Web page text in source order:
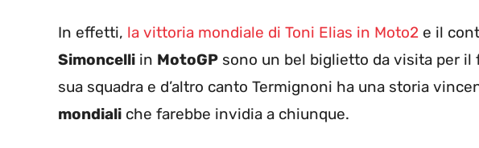
In effetti, la vittoria mondiale di Toni Elias in Moto2 e il
Simoncelli in MotoGP sono un bel biglietto da visita per il
sua squadra e d’altro canto Termignoni ha una storia
mondiali che farebbe invidia a chiunque.